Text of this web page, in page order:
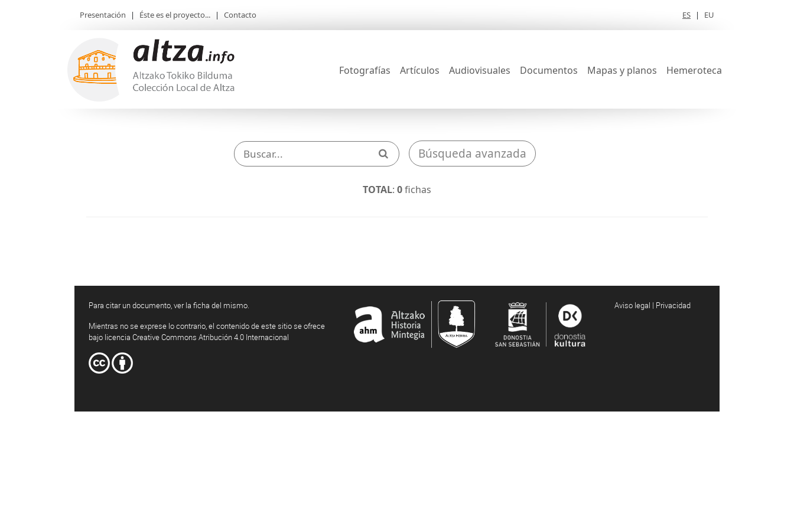
Presentación | Éste es el proyecto... | Contacto ES | EU
Fotografías Artículos Audiovisuales Documentos Mapas y planos Hemeroteca
Búsqueda avanzada
TOTAL: 0fichas
Para citar un documento, ver la ficha del mismo.
Mientras no se exprese lo contrario, el contenido de este sitio se ofrece
bajo licencia Creative Commons Atribución 4.0 Internacional
Aviso legal | Privacidad